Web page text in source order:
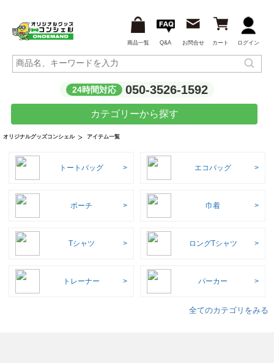
商品一覧 Q&A お問合せ カート ログイン
24時間対応 050-3526-1592
カテゴリーから探す
オリジナルグッズコンシェル アイテム一覧
トートバッグ エコバッグ
ポーチ 巾着
Tシャツ ロングTシャツ
トレーナー パーカー
全てのカテゴリをみる